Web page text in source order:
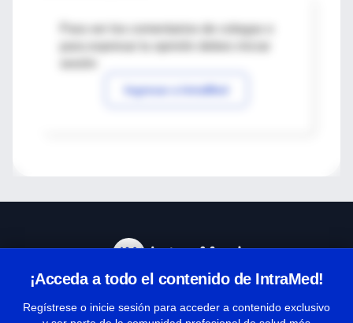
Para ver los comentarios de colegas o
Ingresar a IntraMed
¡Acceda a todo el contenido de IntraMed!
Regístrese o inicie sesión para acceder a contenido exclusivo